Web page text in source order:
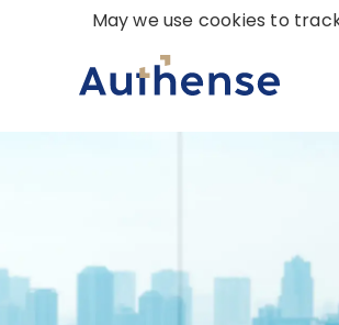
May we use cookies to